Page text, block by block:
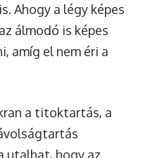
Ahogy a légy képes
álmodó is képes
amíg el nem éri a
a titoktartás, a
utalhat, hogy az